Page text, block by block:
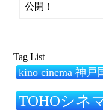
公開！
Tag List
kino cinema 神戸
TOHOシネ